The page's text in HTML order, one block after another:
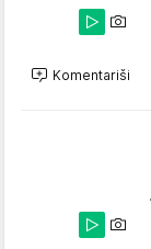
Komentariši